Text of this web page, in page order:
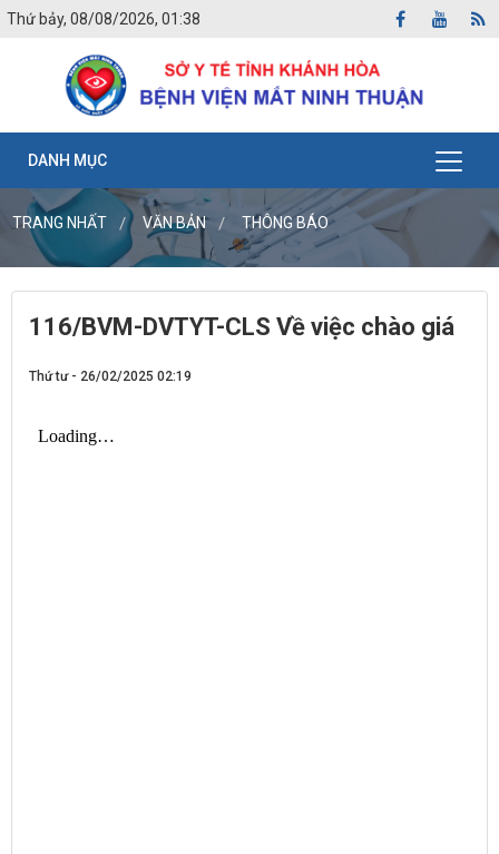
Thứ bảy, 08/08/2026, 01:38
DANH MỤC
TRANG NHẤT VĂN BẢN THÔNG BÁO
116/BVM-DVTYT-CLS Về việc chào giá
Thứ tư - 26/02/2025 02:19